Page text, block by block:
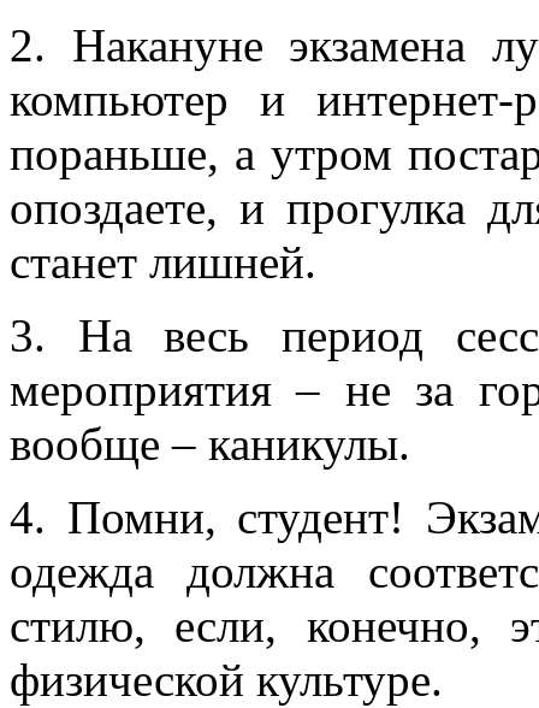
2. Накануне экзамена
компьютер и интернет-
пораньше, а утром
опоздаете, и прогулка
станет лишней.
3. На весь период
мероприятия – не за
вообще – каникулы.
4. Помни, студент!
одежда должна
стилю, если, конечно,
физической культуре.